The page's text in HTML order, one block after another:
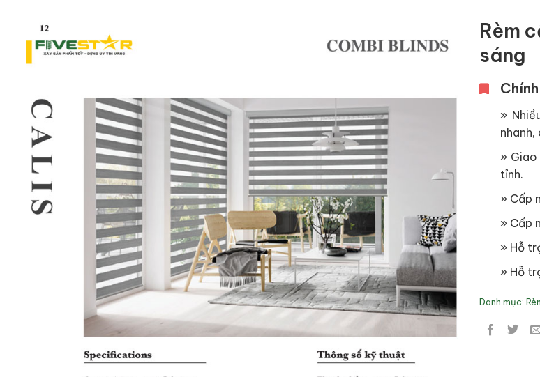
Rèm
sáng
»
» Giao
tỉnh.
» Cấp
» Cấp
» Hỗ
» Hỗ
Danh mục: